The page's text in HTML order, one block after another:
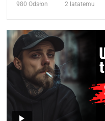
980 Odsłon 2 latatemu